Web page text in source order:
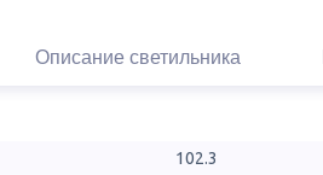
Описание светильника
102.3